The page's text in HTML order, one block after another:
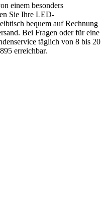
einem besonders
Sie Ihre LED-
bequem auf Rechnung
Bei Fragen oder für eine
täglich von 8 bis 20
erreichbar.